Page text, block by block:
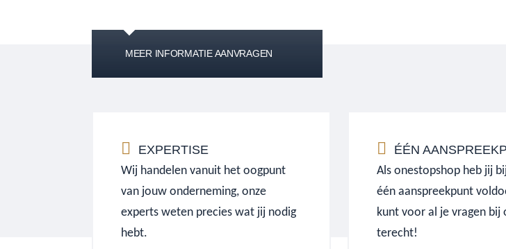
MEER INFORMATIE AANVRAGEN
EXPERTISE
Wij handelen vanuit het oogpunt
van jouw onderneming, onze
experts weten precies wat jij nodig
hebt.
ÉÉN
Als onestopshop heb jij
één aanspreekpunt
kunt voor al je vragen bij
terecht!